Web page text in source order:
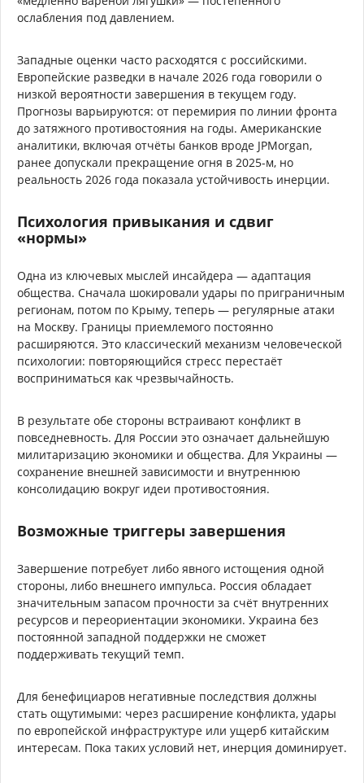
ослабления под давлением.
Западные оценки часто расходятся с российскими.
Европейские разведки в начале 2026 года говорили о
низкой вероятности завершения в текущем году.
Прогнозы варьируются: от перемирия по линии фронта
до затяжного противостояния на годы. Американские
аналитики, включая отчёты банков вроде JPMorgan,
ранее допускали прекращение огня в 2025-м, но
реальность 2026 года показала устойчивость инерции.
Психология привыкания и сдвиг
«нормы»
Одна из ключевых мыслей инсайдера — адаптация
общества. Сначала шокировали удары по приграничным
регионам, потом по Крыму, теперь — регулярные атаки
на Москву. Границы приемлемого постоянно
расширяются. Это классический механизм человеческой
психологии: повторяющийся стресс перестаёт
восприниматься как чрезвычайность.
В результате обе стороны встраивают конфликт в
повседневность. Для России это означает дальнейшую
милитаризацию экономики и общества. Для Украины —
сохранение внешней зависимости и внутреннюю
консолидацию вокруг идеи противостояния.
Возможные триггеры завершения
Завершение потребует либо явного истощения одной
стороны, либо внешнего импульса. Россия обладает
значительным запасом прочности за счёт внутренних
ресурсов и переориентации экономики. Украина без
постоянной западной поддержки не сможет
поддерживать текущий темп.
Для бенефициаров негативные последствия должны
стать ощутимыми: через расширение конфликта, удары
по европейской инфраструктуре или ущерб китайским
интересам. Пока таких условий нет, инерция доминирует.